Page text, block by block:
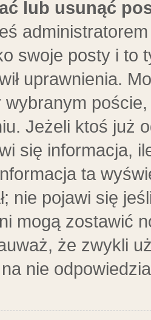
lub usunąć
swoje posty i to
uprawnienia.
wybranym
Jeżeli ktoś już
się informacja,
ta
nie pojawi się
mogą zostawić
że zwykli
nie